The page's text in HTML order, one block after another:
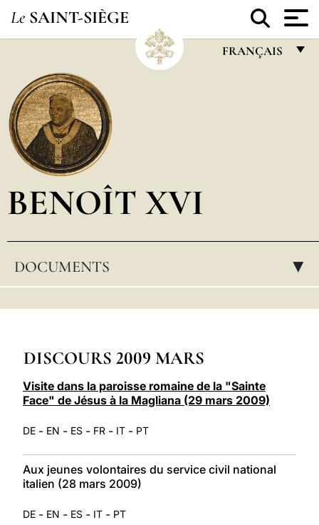
Le SAINT-SIÈGE
FRANÇAIS
POLSKI
BENOÎT XVI
DOCUMENTS ▸
DISCOURS 2009 MARS
Visite dans la paroisse romaine de la "Sainte
Face" de Jésus à la Magliana (29 mars 2009)
DE - EN - ES - FR - IT - PT
Aux jeunes volontaires du service civil national
italien (28 mars 2009)
DE - EN - ES - IT - PT